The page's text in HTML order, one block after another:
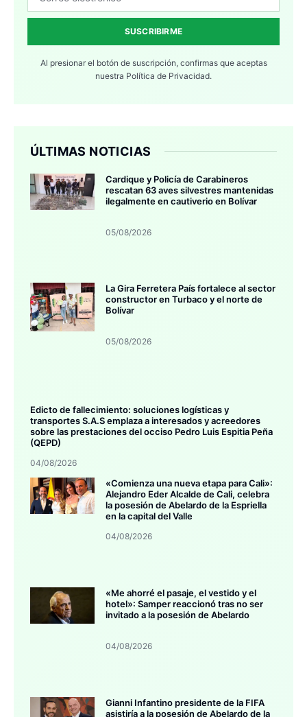
SUSCRIBIRME
Al presionar el botón de suscripción, confirmas que aceptas
nuestra Política de Privacidad.
ÚLTIMAS NOTICIAS
Cardique y Policía de Carabineros
rescatan 63 aves silvestres mantenidas
ilegalmente en cautiverio en Bolívar
05/08/2026
La Gira Ferretera País fortalece al sector
constructor en Turbaco y el norte de
Bolívar
05/08/2026
Edicto de fallecimiento: soluciones logísticas y
transportes S.A.S emplaza a interesados y acreedores
sobre las prestaciones del occiso Pedro Luis Espitia Peña
(QEPD)
04/08/2026
«Comienza una nueva etapa para Cali»:
Alejandro Eder Alcalde de Cali, celebra
la posesión de Abelardo de la Espriella
en la capital del Valle
04/08/2026
«Me ahorré el pasaje, el vestido y el
hotel»: Samper reaccionó tras no ser
invitado a la posesión de Abelardo
04/08/2026
Gianni Infantino presidente de la FIFA
asistiría a la posesión de Abelardo de la